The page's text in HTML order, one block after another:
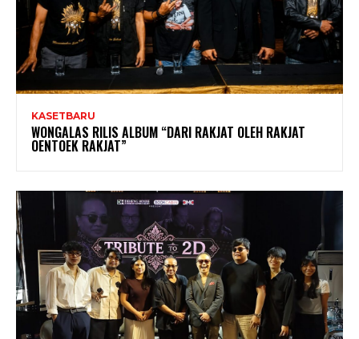
KASETBARU
WONGALAS RILIS ALBUM “DARI RAKJAT OLEH RAKJAT
OENTOEK RAKJAT”